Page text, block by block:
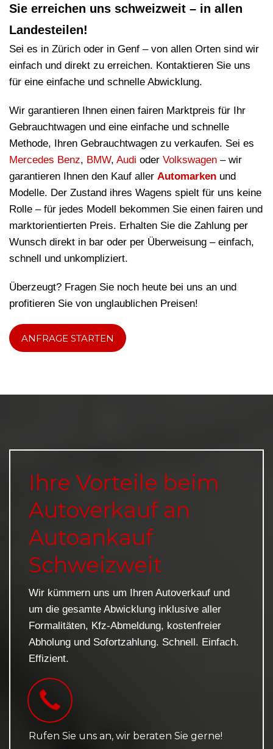
Sie erreichen uns schweizweit – in allen
Landesteilen!
Sei es in Zürich oder in Genf – von allen Orten sind wir
einfach und direkt zu erreichen. Kontaktieren Sie uns
für eine einfache und schnelle Abwicklung.
Wir garantieren Ihnen einen fairen Marktpreis für Ihr
Gebrauchtwagen und eine einfache und schnelle
Methode, Ihren Gebrauchtwagen zu verkaufen. Sei es
Mercedes Benz, BMW, Audi oder Volkswagen – wir
garantieren Ihnen den Kauf aller Automarken und
Modelle. Der Zustand ihres Wagens spielt für uns keine
Rolle – für jedes Modell bekommen Sie einen fairen und
marktorientierten Preis. Erhalten Sie die Zahlung per
Wunsch direkt in bar oder per Überweisung – einfach,
schnell und unkompliziert.
Überzeugt? Fragen Sie noch heute bei uns an und
profitieren Sie von unglaublichen Preisen!
ANFRAGE STARTEN
Ihre Vorteile beim
Autoverkauf an
Autoankauf
Schweizweit
Wir kümmern uns um Ihren Autoverkauf und
um die gesamte Abwicklung inklusive aller
Formalitäten, Kfz-Abmeldung, kostenfreier
Abholung und Sofortzahlung. Schnell. Einfach.
Effizient.
Rufen Sie uns an, wir beraten Sie gerne!